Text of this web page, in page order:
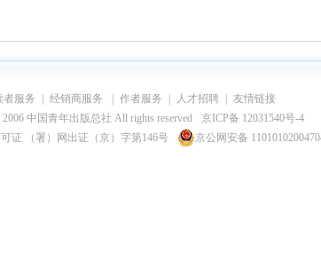
者服务 经销商服务 作者服务 人才招聘
友情链接
2006 中国青年出版总社 All rights reserved
京ICP备 12031540号-4
证 （署）网出证（京）字第146号
京公网安备